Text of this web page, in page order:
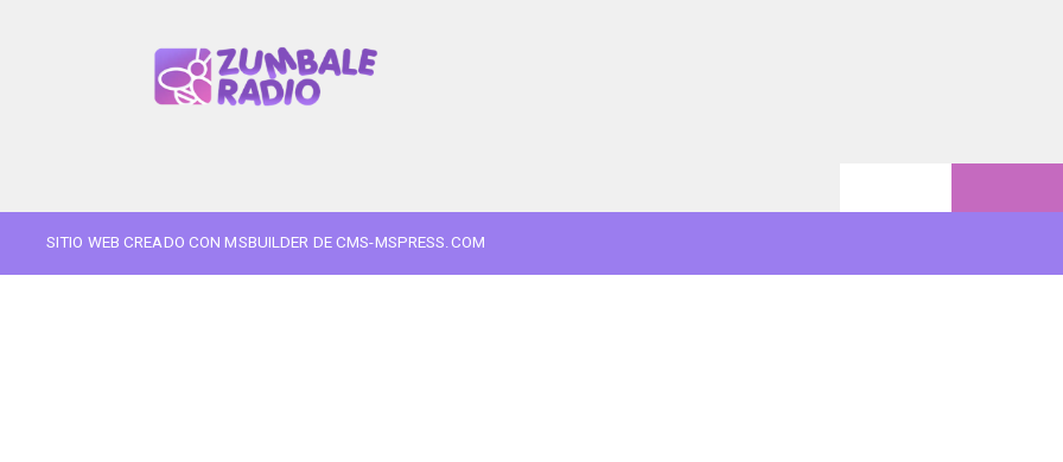
SITIO WEB CREADO CON MSBUILDER DE CMS-MSPRESS.COM